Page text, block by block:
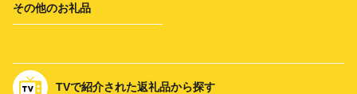
その他のお礼品
TVで紹介された返礼品から探す